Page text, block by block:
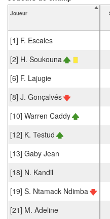
Joueur
[1] F. Escales
[2] H. Soukouna
[6] F. Lajugie
[8] J. Gonçalvés
[10] Warren Caddy
[12] K. Testud
[13] Gaby Jean
[18] N. Kandil
[19] S. Ntamack Ndimba
[21] M. Adeline